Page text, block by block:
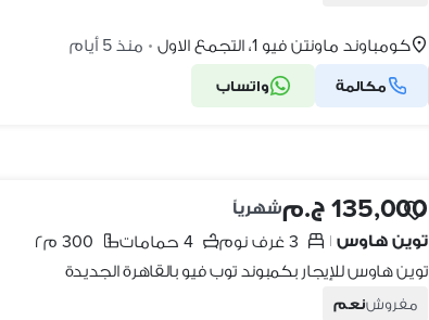
كومباوند ماونتن فيو 1، التجمع الاول • منذ 5 أيام
مكالمة واتساب
135,000 ج.م
شهرياً
توين هاوس | 3 غرف نوم 4 حمامات
300 م٢
توين هاوس للإيجار بكمبوند توب فيو بالقاهرة الجديدة
مفروشنعم